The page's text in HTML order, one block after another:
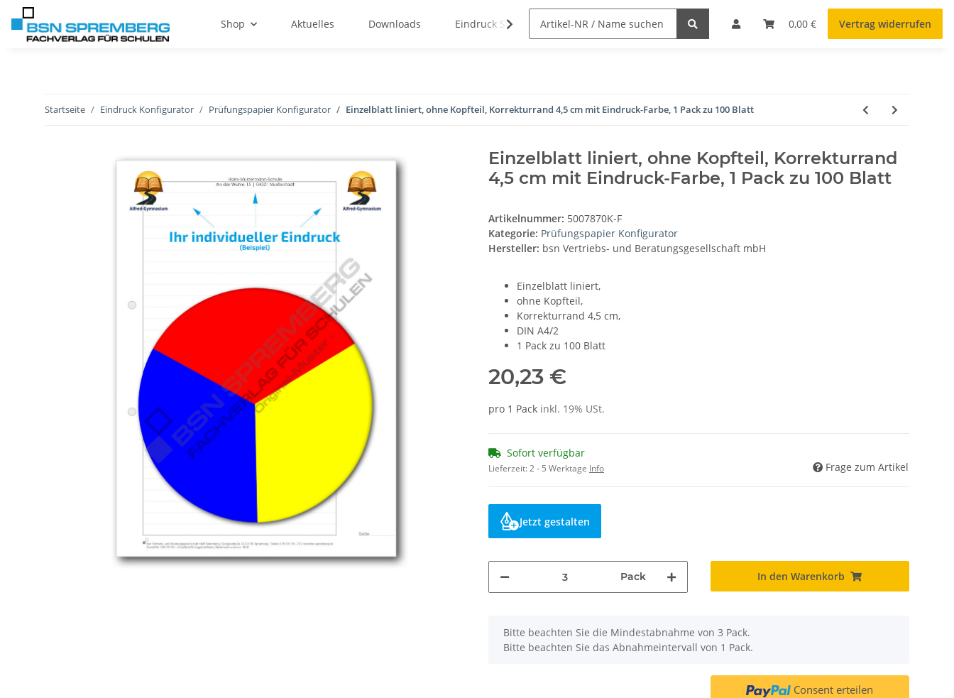
0,00 € Vertrag widerrufen
Shop Aktuelles Downloads Eindruck Service
Startseite Eindruck Konfigurator Prüfungspapier Konfigurator Einzelblatt liniert, ohne Kopfteil, Korrekturrand 4,5 cm mit Eindruck-Farbe, 1 Pack zu 100 Blatt
Einzelblatt liniert, ohne Kopfteil, Korrekturrand
4,5 cm mit Eindruck-Farbe, 1 Pack zu 100 Blatt
Artikelnummer: 5007870K-F
Kategorie: Prüfungspapier Konfigurator
Hersteller: bsn Vertriebs- und Beratungsgesellschaft mbH
Einzelblatt liniert,
ohne Kopfteil,
Korrekturrand 4,5 cm,
DIN A4/2
1 Pack zu 100 Blatt
20,23 €
pro 1 Pack inkl. 19% USt.
Sofort verfügbar
Lieferzeit:2 - 5 Werktage Info Frage zum Artikel
Jetzt gestalten
Pack In den Warenkorb
x
Bitte beachten Sie die Mindestabnahme von 3 Pack.
Bitte beachten Sie das Abnahmeintervall von 1 Pack.
Consent erteilen